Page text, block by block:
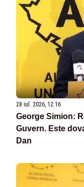
28 iul. 2026, 12:16
George Simion:
Guvern. Este
Dan